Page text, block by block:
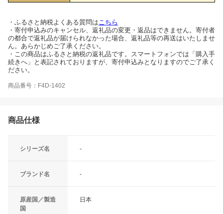
・ふるさと納税よくある質問はこちら
・寄付申込みのキャンセル、返礼品の変更・返品はできません。寄付者
の都合で返礼品が届けられなかった場合、返礼品等の再送はいたしませ
ん。あらかじめご了承ください。
・この商品はふるさと納税の返礼品です。スマートフォンでは「購入手
続きへ」と表記されておりますが、寄付申込みとなりますのでご了承く
ださい。
商品番号：F4D-1402
商品仕様
シリーズ名 -
ブランド名 -
原産国／製造
国
日本